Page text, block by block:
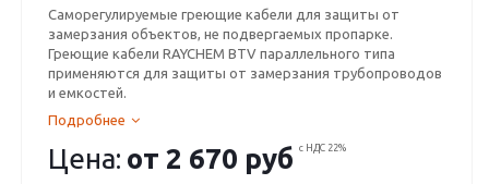
Саморегулируемые греющие кабели для защиты от
замерзания объектов, не подвергаемых пропарке.
Греющие кабели RAYCHEM BTV параллельного типа
применяются для защиты от замерзания трубопроводов
и емкостей.
Подробнее
Цена: от2 670 руб с НДС 22%